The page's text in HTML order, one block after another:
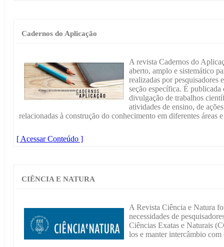
Cadernos do Aplicação
A revista Cadernos do
aberto, amplo e sistemático
realizadas por pesquisadores
seção específica. É
divulgação de trabalhos
atividades de ensino, de
relacionadas à construção do conhecimento em diferentes áreas
[ Acessar Conteúdo ]
CIÊNCIA E NATURA
A Revista Ciência e Natura
necessidades de
Ciências Exatas e Naturais
los e manter intercâmbio com